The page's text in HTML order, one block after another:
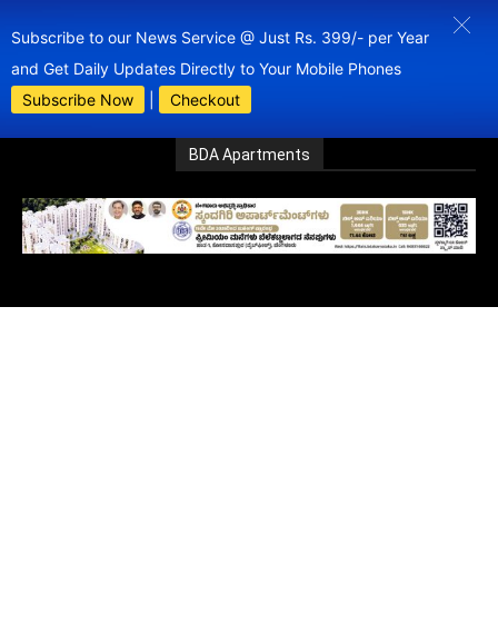
Subscribe to our News Service @ Just Rs. 399/- per Year
and Get Daily Updates Directly to Your Mobile Phones
Subscribe Now
Checkout
BDA Apartments